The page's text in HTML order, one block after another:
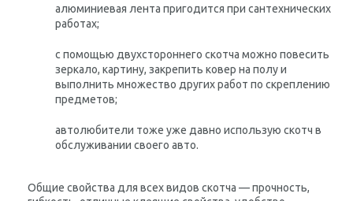
алюминиевая лента пригодится при сантехнических
работах;
с помощью двухстороннего скотча можно повесить
зеркало, картину, закрепить ковер на полу и
выполнить множество других работ по скреплению
предметов;
автолюбители тоже уже давно использую скотч в
обслуживании своего авто.
Общие свойства для всех видов скотча — прочность,